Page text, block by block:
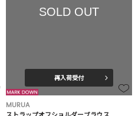
SOLD OUT
再入荷受付
MURUA